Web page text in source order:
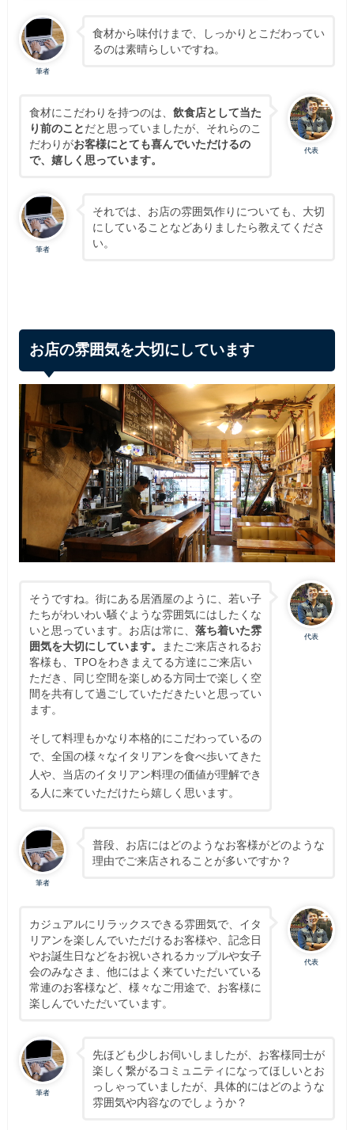
筆者
食材から味付けまで、しっかりとこだわってい
るのは素晴らしいですね。
代表
食材にこだわりを持つのは、 飲食店として当た
り前のことだと思っていましたが、それらのこ
だわりがお客様にとても喜んでいただけるの
で、嬉しく思っています。
筆者
それでは、お店の雰囲気作りについても、大切
にしていることなどありましたら教えてくださ
い。
お店の雰囲気を大切にしています
代表
そうですね。街にある居酒屋のように、若い子
たちがわいわい騒ぐような雰囲気にはしたくな
いと思っています。お店は常に、 落ち着いた雰
囲気を大切にしています。
またご来店されるお
客様も、TPOをわきまえてる方達にご来店い
ただき、同じ空間を楽しめる方同士で楽しく空
間を共有して過ごしていただきたいと思ってい
ます。
そして料理もかなり本格的にこだわっているの
で、全国の様々なイタリアンを食べ歩いてきた
人や、当店のイタリアン料理の価値が理解でき
る人に来ていただけたら嬉しく思います。
筆者
普段、お店にはどのようなお客様がどのような
理由でご来店されることが多いですか？
代表
カジュアルにリラックスできる雰囲気で、イタ
リアンを楽しんでいただけるお客様や、記念日
やお誕生日などをお祝いされるカップルや女子
会のみなさま、他にはよく来ていただいている
常連のお客様など、様々なご用途で、お客様に
楽しんでいただいています。
筆者
先ほども少しお伺いしましたが、お客様同士が
楽しく繋がるコミュニティになってほしいとお
っしゃっていましたが、具体的にはどのような
雰囲気や内容なのでしょうか？